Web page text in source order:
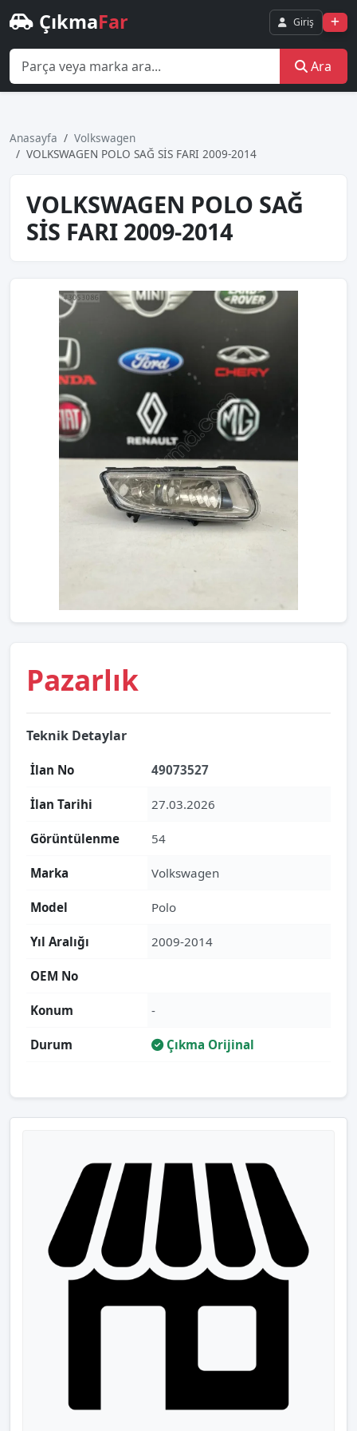
ÇıkmaFar Giriş
Ara
Anasayfa
Volkswagen
VOLKSWAGEN POLO SAĞ SİS FARI 2009-2014
VOLKSWAGEN POLO SAĞ
SİS FARI 2009-2014
Pazarlık
Teknik Detaylar
İlan No 49073527
İlan Tarihi 27.03.2026
Görüntülenme 54
Marka Volkswagen
Model Polo
Yıl Aralığı 2009-2014
OEM No
Konum -
Durum Çıkma Orijinal